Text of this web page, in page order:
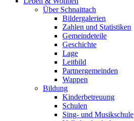
Über Schnaittach
Bildergalerien
Zahlen und Statistiken
Gemeindeteile
Geschichte
Lage
Leitbild
Partnergemeinden
Wappen
Bildung
Kinderbetreuung
Schulen
Sing- und Musikschule